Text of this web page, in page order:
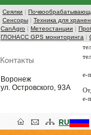
Сеялки |
Сенсоры | Техника для
CanAgro | Метеостанции |
ГЛОНАСС GPS мониторинга |
Воронеж
ул. Островского, 93А
e-
e-
RU